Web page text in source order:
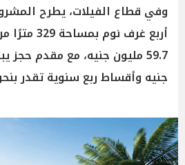
وفي قطاع الفيلات، يطرح
أربع غرف
جنيه وأقساط ربع سنوية تقدر بنحو 337 ألف